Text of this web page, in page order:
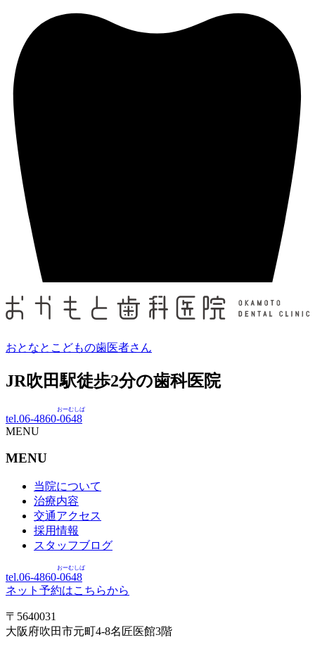
おとなとこどもの歯医者さん
JR吹田駅徒歩2分の歯科医院
tel.06-4860-0648
おーむしば
MENU
MENU
当院について
治療内容
交通アクセス
採用情報
スタッフブログ
tel.06-4860-0648
おーむしば
ネット予約はこちらから
〒5640031
大阪府吹田市元町4-8名匠医館3階